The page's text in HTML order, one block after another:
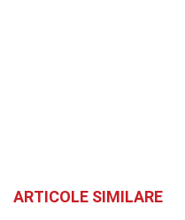
ARTICOLE SIMILARE